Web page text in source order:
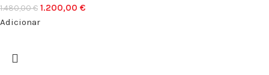
1.480,00€ 1.200,00 €
Adicionar